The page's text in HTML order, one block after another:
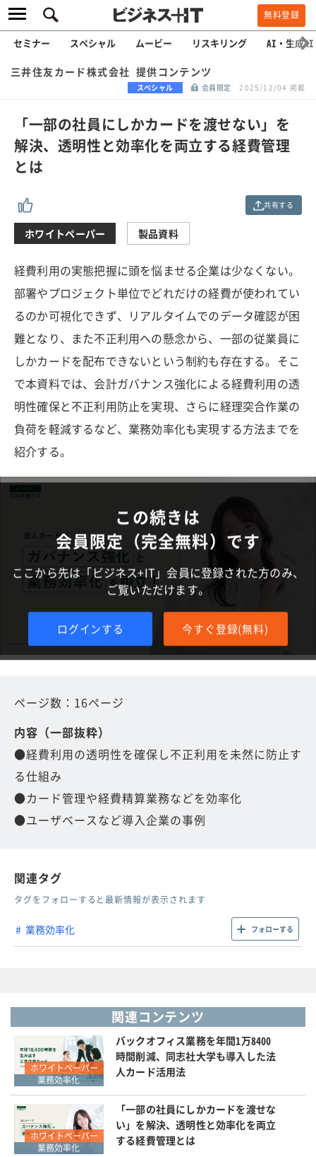
無料登録
セミナー スペシャル ムービー リスキリング AI・生成AI
三井住友カード株式会社 提供コンテンツ
スペシャル 会員限定 2025/12/04 掲載
「一部の社員にしかカードを渡せない」を
解決、透明性と効率化を両立する経費管理
とは
共有する
ホワイトペーパー 製品資料
経費利用の実態把握に頭を悩ませる企業は少なくない。
部署やプロジェクト単位でどれだけの経費が使われてい
るのか可視化できず、リアルタイムでのデータ確認が困
難となり、また不正利用への懸念から、一部の従業員に
しかカードを配布できないという制約も存在する。そこ
で本資料では、会計ガバナンス強化による経費利用の透
明性確保と不正利用防止を実現、さらに経理突合作業の
負荷を軽減するなど、業務効率化も実現する方法までを
紹介する。
この続きは
会員限定（完全無料）です
ここから先は「ビジネス+IT」会員に登録された方のみ、
ご覧いただけます。
ログインする 今すぐ登録(無料)
ページ数：16ページ
内容（一部抜粋）
●経費利用の透明性を確保し不正利用を未然に防止す
る仕組み
●カード管理や経費精算業務などを効率化
●ユーザベースなど導入企業の事例
関連タグ
タグをフォローすると最新情報が表示されます
業務効率化 フォローする
関連コンテンツ
ホワイトペーパー
業務効率化
バックオフィス業務を年間1万8400
時間削減、同志社大学も導入した法
人カード活用法
ホワイトペーパー
業務効率化
「一部の社員にしかカードを渡せな
い」を解決、透明性と効率化を両立
する経費管理とは